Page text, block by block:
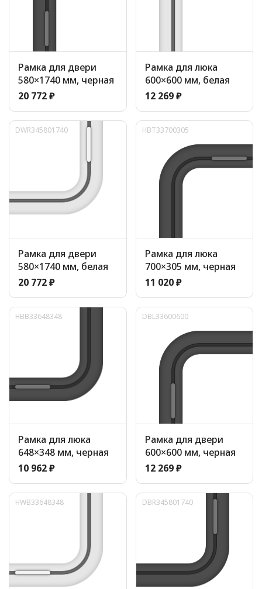
Рамка для двери
580×1740 мм, черная
20 772 ₽
Рамка для люка
600×600 мм, белая
12 269 ₽
DWR345801740
Рамка для двери
580×1740 мм, белая
20 772 ₽
HBT33700305
Рамка для люка
700×305 мм, черная
11 020 ₽
HBB33648348
Рамка для люка
648×348 мм, черная
10 962 ₽
DBL33600600
Рамка для двери
600×600 мм, черная
12 269 ₽
HWB33648348 DBR345801740